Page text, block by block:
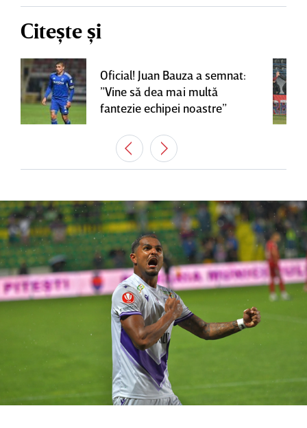
Citește și
Oficial! Juan Bauza a semnat:
”Vine să dea mai multă
fantezie echipei noastre”